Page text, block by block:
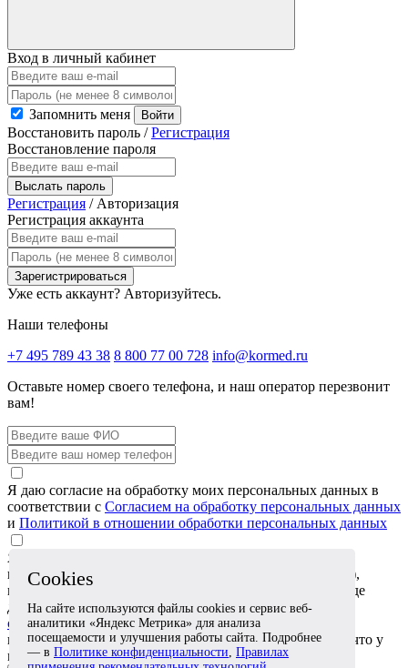
Вход в личный кабинет
Запомнить меня Войти
Восстановить пароль /Регистрация
Восстановление пароля
Выслать пароль
Регистрация / Авторизация
Регистрация аккаунта
Зарегистрироваться
Уже есть аккаунт? Авторизуйтесь.
Наши телефоны
+7 495 789 43 38 8 800 77 00 728 info@kormed.ru
Оставьте номер своего телефона, и наш оператор перезвонит
вам!
Я даю согласие на обработку моих персональных данных в
соответствии с Согласием на обработку персональных данных
и Политикой в отношении обработки персональных данных
Я даю согласие на обработку специальных категорий
персональных данных (сведений о состоянии здоровья),
которые я сообщаю в обращении или прикрепляю в виде
документов, в соответствии с Согласием на обработку
специальных категорий персональных данных
подтверждаю, что эти сведения относятся ко мне либо что у
меня есть согласие лица, к которому они относятся
Cookies
На сайте используются файлы cookies и сервис веб-
аналитики «Яндекс Метрика» для анализа
посещаемости и улучшения работы сайта. Подробнее
— в Политике конфиденциальности, Правилах